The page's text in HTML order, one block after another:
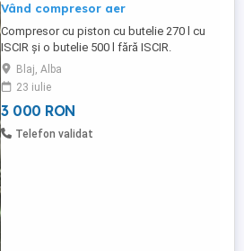
Vând compresor aer
Compresor cu piston cu butelie 270 l cu
ISCIR și o butelie 500 l fără ISCIR.
Echipament in stare de funcțiune.
Blaj, Alba
23 iulie
3 000 RON
Telefon validat